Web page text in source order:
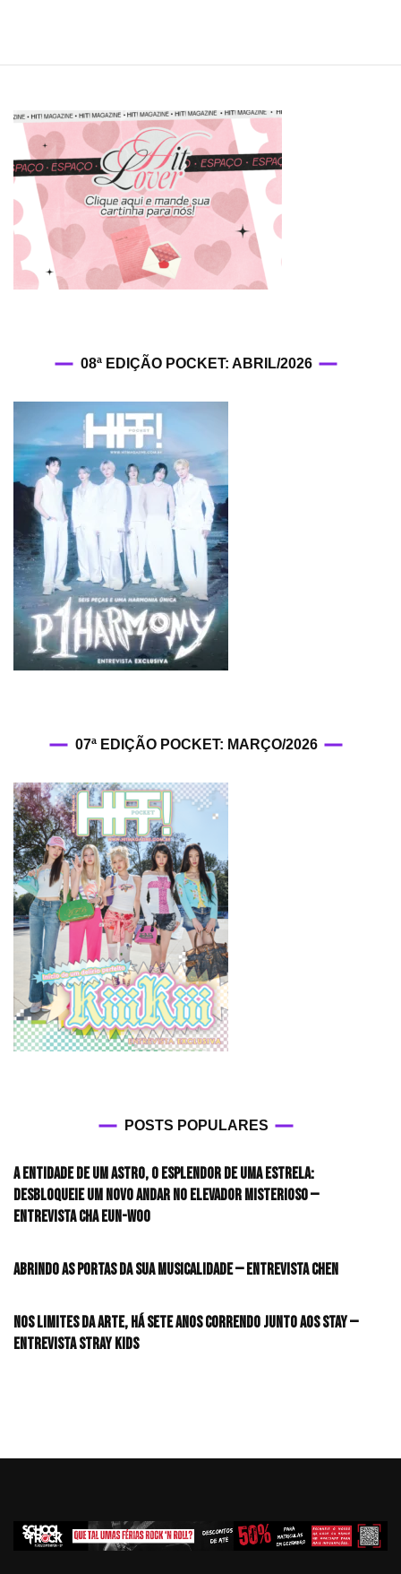
08ª EDIÇÃO POCKET: ABRIL/2026
07ª EDIÇÃO POCKET: MARÇO/2026
POSTS POPULARES
A entidade de um astro, o esplendor de uma estrela:
desbloqueie um novo andar no elevador misterioso —
Entrevista CHA EUN-WOO
Abrindo as portas da sua musicalidade — Entrevista CHEN
Nos limites da arte, há sete anos correndo junto aos STAY —
Entrevista Stray Kids